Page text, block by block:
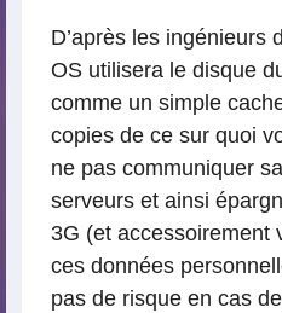
D’après les ingénieurs
OS utilisera le disque
comme un simple
copies de ce sur quoi
ne pas communiquer
serveurs et ainsi
3G (et accessoirement
ces données
pas de risque en cas